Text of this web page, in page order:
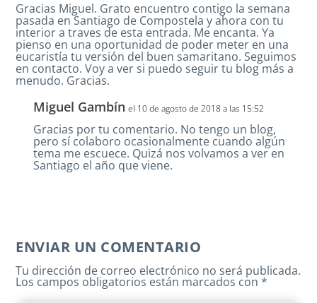
Gracias Miguel. Grato encuentro contigo la semana
pasada en Santiago de Compostela y ahora con tu
interior a traves de esta entrada. Me encanta. Ya
pienso en una oportunidad de poder meter en una
eucaristía tu versión del buen samaritano. Seguimos
en contacto. Voy a ver si puedo seguir tu blog más a
menudo. Gracias.
Miguel Gambín el 10 de agosto de 2018 a las 15:52
Gracias por tu comentario. No tengo un blog,
pero sí colaboro ocasionalmente cuando algún
tema me escuece. Quizá nos volvamos a ver en
Santiago el año que viene.
ENVIAR UN COMENTARIO
Tu dirección de correo electrónico no será publicada.
Los campos obligatorios están marcados con*